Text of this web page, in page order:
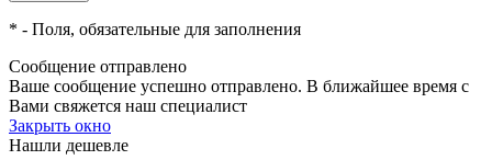
* - Поля, обязательные для заполнения
Сообщение отправлено
Ваше сообщение успешно отправлено. В ближайшее время с
Вами свяжется наш специалист
Закрыть окно
Нашли дешевле